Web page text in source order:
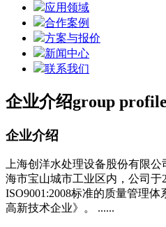
应用领域
合作案例
方案与报价
新闻中心
联系我们
企业介绍group profile
企业介绍
上海创洋水处理设备股份有限公
海市宝山城市工业区内，公司于
ISO9001:2008标准的质量管理
高新技术企业》。 ......